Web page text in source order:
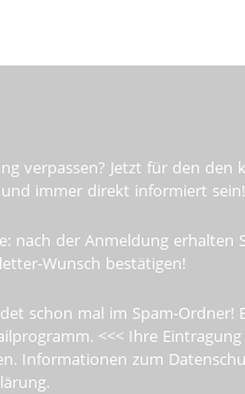
verpassen? Jetzt für den den
immer direkt informiert sein!
nach der Anmeldung erhalten
Wunsch bestätigen!
schon mal im Spam-Ordner!
<<< Ihre
Informationen zum